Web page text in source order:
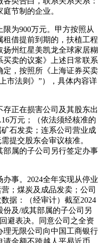
节制的企业。
为900万元。甲方按照从
借提前到期的，扶植工程
州红星美凯龙全球家居糊
卖的议案》上述日常联系
定，按照所《上海证券买卖
市法则》”），具体内容详
正在损害公司及其股东出
万元；（依法须经核准的
石发卖；连系公司营业成
提交股东会审议核准。
部属的子公司另行签定办事
事。2024全年实现从停业
；煤炭及成品发卖；公司
据：（经审计）截至2024
份及/或其部属的子公司另
避表决。同意公司之全资
无限公司向中国工商银行
请金额不跨越人平易近币